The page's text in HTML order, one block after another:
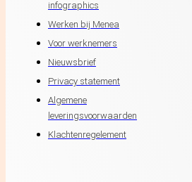
infographics
Werken bij Menea
Voor werknemers
Nieuwsbrief
Privacy statement
Algemene
leveringsvoorwaarden
Klachtenregelement